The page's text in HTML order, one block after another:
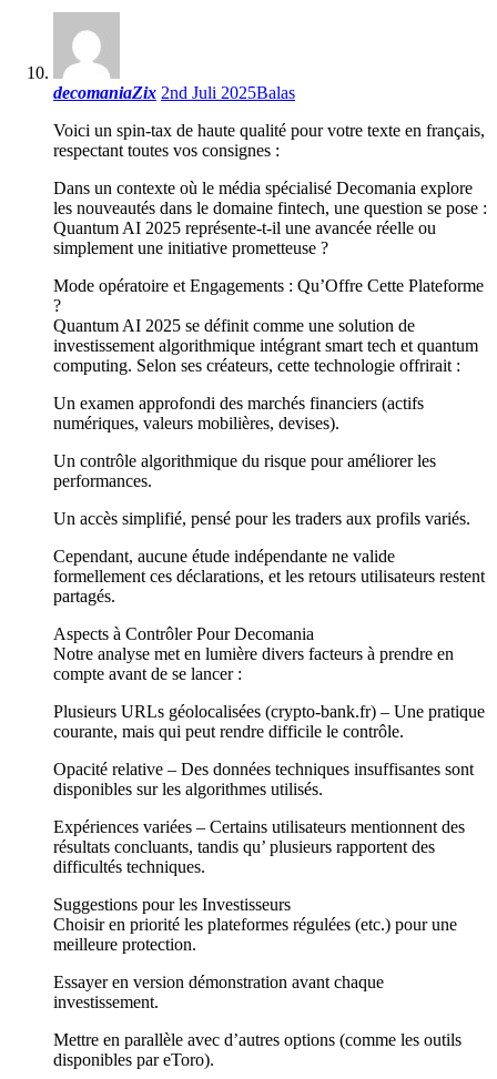
decomaniaZix 2nd Juli 2025Balas
Voici un spin-tax de haute qualité pour votre texte en français,
respectant toutes vos consignes :
Dans un contexte où le média spécialisé Decomania explore
les nouveautés dans le domaine fintech, une question se pose :
Quantum AI 2025 représente-t-il une avancée réelle ou
simplement une initiative prometteuse ?
Mode opératoire et Engagements : Qu’Offre Cette Plateforme
?
Quantum AI 2025 se définit comme une solution de
investissement algorithmique intégrant smart tech et quantum
computing. Selon ses créateurs, cette technologie offrirait :
Un examen approfondi des marchés financiers (actifs
numériques, valeurs mobilières, devises).
Un contrôle algorithmique du risque pour améliorer les
performances.
Un accès simplifié, pensé pour les traders aux profils variés.
Cependant, aucune étude indépendante ne valide
formellement ces déclarations, et les retours utilisateurs restent
partagés.
Aspects à Contrôler Pour Decomania
Notre analyse met en lumière divers facteurs à prendre en
compte avant de se lancer :
Plusieurs URLs géolocalisées (crypto-bank.fr) – Une pratique
courante, mais qui peut rendre difficile le contrôle.
Opacité relative – Des données techniques insuffisantes sont
disponibles sur les algorithmes utilisés.
Expériences variées – Certains utilisateurs mentionnent des
résultats concluants, tandis qu’ plusieurs rapportent des
difficultés techniques.
Suggestions pour les Investisseurs
Choisir en priorité les plateformes régulées (etc.) pour une
meilleure protection.
Essayer en version démonstration avant chaque
investissement.
Mettre en parallèle avec d’autres options (comme les outils
disponibles par eToro).